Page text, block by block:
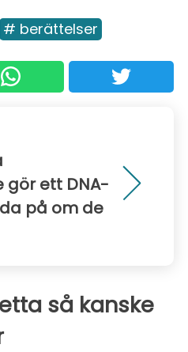
# berättelser
gör ett DNA-
på om de
så kanske